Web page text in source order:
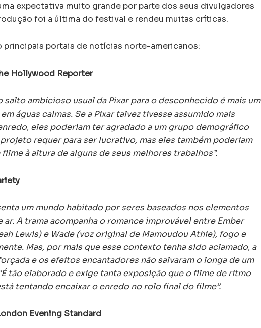
expectativa muito grande por parte dos seus divulgadores
foi a última do festival e rendeu muitas críticas.
principais portais de notícias norte-americanos:
Hollywood Reporter
o salto ambicioso usual da Pixar para o desconhecido é mais um
águas calmas. Se a Pixar talvez tivesse assumido mais
eles poderiam ter agradado a um grupo demográfico
requer para ser lucrativo, mas eles também poderiam
à altura de alguns de seus melhores trabalhos”.
um mundo habitado por seres baseados nos elementos
ar. A trama acompanha o romance improvável entre Ember
Lewis) e Wade (voz original de Mamoudou Athie), fogo e
Mas, por mais que esse contexto tenha sido aclamado, a
e os efeitos encantadores não salvaram o longa de um
tão elaborado e exige tanta exposição que o filme de ritmo
tentando encaixar o enredo no rolo final do filme”.
Evening Standard